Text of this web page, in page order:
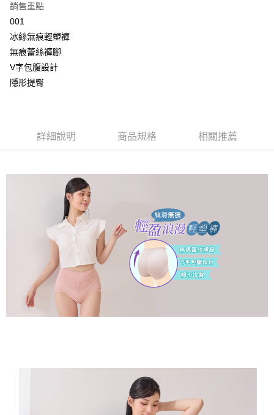
醒簡訊。
帳／街口支付／iPASS MONEY」等通路繳費。
【注意事項】
用戶於交易時，得透過本服務購買商品或服務，並由商店將買賣／分期付款
買賣價金債權讓與本公司後，依約使用本公司帳單繳交帳款。
１．於結帳方式選擇「AFTEE先享後付」後，將跳轉至「AFTEE先享後付」
結帳頁面，進行簡訊認證並確認金額後，即可完成結帳。
２．訂單成立數日內，您將收到繳費通知簡訊。
３．收到繳費通知簡訊後14天內，點擊此簡訊中的連結，可透過四大超商／
ATM／網路銀行／等多元方式進行付款，方視為交易完成。
※ 請注意：結帳手續完成當下不需立刻繳費，但若您需要取消訂單，請聯絡
後付繳納相關費用。
【注意事項】
權轉讓予恩沛科技股份有限公司。
２．關於個人資料處理事宜，請瀏覽以下網址：
https://aftee.tw/terms/#terms3
３．未成年的使用者請事先徵得法定代理人或監護人之同意方可使用
「AFTEE先享後付」，若未經同意申辦者引起之損失，本公司不負相關責
４．使用「AFTEE先享後付」時，將依據個別帳號之用戶狀況，依本公司即
時審查核予不同之上限額度；若仍有額度不足之情形，本公司將視審查結果
請求用戶進行身份認證。
５．嚴禁一人註冊多個帳號或使用他人資訊註冊。若發現惡意使用之情形，
恩沛科技股份有限公司將有權停止該用戶之使用額度並採取法律行動。
運送方式
全家取貨付款
每筆NT$80，滿NT$499(含以上)免運費
付款後全家取貨
每筆NT$80，滿NT$799(含以上)免運費
每筆NT$80，滿NT$799(含以上)免運費
每筆NT$80，滿NT$799(含以上)免運費
付款後7-11取貨
每筆NT$80，滿NT$799(含以上)免運費
7-11取貨(快速到店)
每筆NT$90
宅配/離島不配送
每筆NT$120
銷售重點
001
冰絲無痕輕塑褲
無痕蕾絲褲腳
V字包腹設計
隱形提臀
詳細說明 商品規格 相關推薦